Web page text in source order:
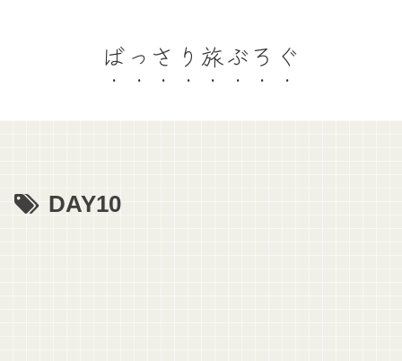
ばっさり旅ぶろぐ
DAY10